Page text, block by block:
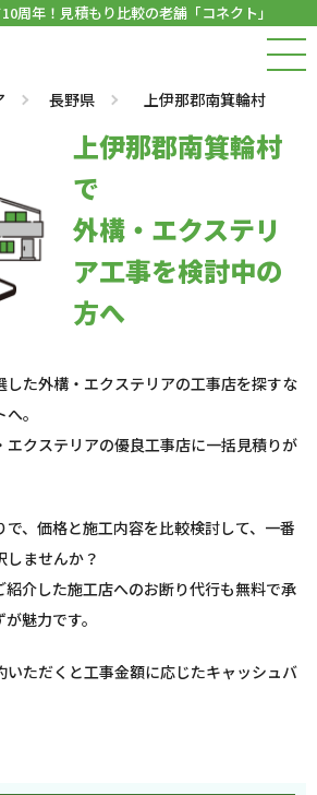
周年！見積もり比較の老舗「コネクト」
長野県 上伊那郡南箕輪村
上伊那郡南箕輪村
で
外構・エクステリ
ア工事を検討中の
方へ
した外構・エクステリアの工事店を探すな
。
エクステリアの優良工事店に一括見積りが
、価格と施工内容を比較検討して、一番
ませんか？
介した施工店へのお断り代行も無料で承
魅力です。
いただくと工事金額に応じたキャッシュバ